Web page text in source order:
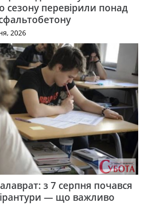
сезону перевірили понад
2026
з 7 серпня почався
— що важливо